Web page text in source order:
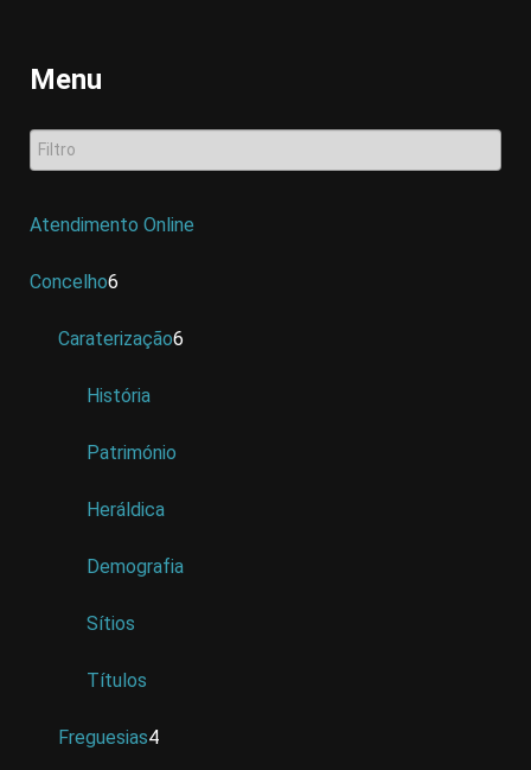
Menu
Atendimento Online
Concelho6
Caraterização6
História
Património
Heráldica
Demografia
Sítios
Títulos
Freguesias4